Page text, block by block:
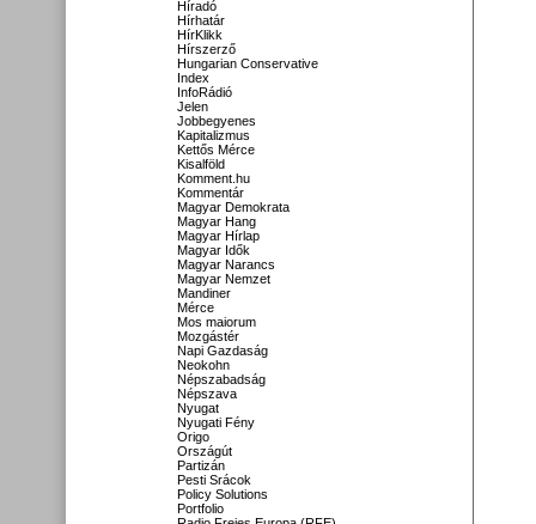
Híradó
Hírhatár
HírKlikk
Hírszerző
Hungarian Conservative
Index
InfoRádió
Jelen
Jobbegyenes
Kapitalizmus
Kettős Mérce
Kisalföld
Komment.hu
Kommentár
Magyar Demokrata
Magyar Hang
Magyar Hírlap
Magyar Idők
Magyar Narancs
Magyar Nemzet
Mandiner
Mérce
Mos maiorum
Mozgástér
Napi Gazdaság
Neokohn
Népszabadság
Népszava
Nyugat
Nyugati Fény
Origo
Országút
Partizán
Pesti Srácok
Policy Solutions
Portfolio